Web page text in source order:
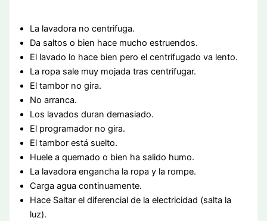
La lavadora no centrifuga.
Da saltos o bien hace mucho estruendos.
El lavado lo hace bien pero el centrifugado va lento.
La ropa sale muy mojada tras centrifugar.
El tambor no gira.
No arranca.
Los lavados duran demasiado.
El programador no gira.
El tambor está suelto.
Huele a quemado o bien ha salido humo.
La lavadora engancha la ropa y la rompe.
Carga agua continuamente.
Hace Saltar el diferencial de la electricidad (salta la
luz).